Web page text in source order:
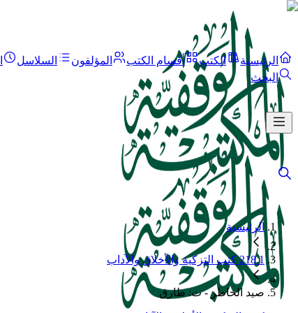
الرئيسية الكتب أقسام الكتب المؤلفون السلاسل
البحث
الرئيسية
218.1 كتب التزكية والأخلاق والآداب
صيد الخاطر - ت: طارق